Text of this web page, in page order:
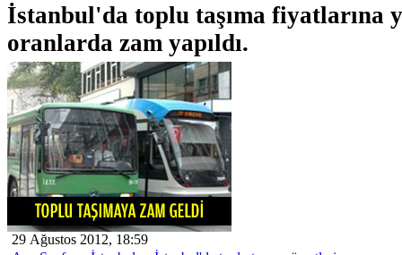
İstanbul'da toplu taşıma fiyatlarına
oranlarda zam yapıldı.
29 Ağustos 2012, 18:59